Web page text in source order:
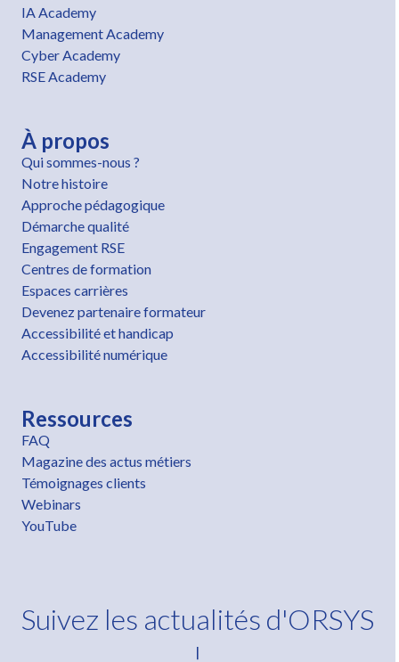
IA Academy
Management Academy
Cyber Academy
RSE Academy
À propos
Qui sommes-nous ?
Notre histoire
Approche pédagogique
Démarche qualité
Engagement RSE
Centres de formation
Espaces carrières
Devenez partenaire formateur
Accessibilité et handicap
Accessibilité numérique
Ressources
FAQ
Magazine des actus métiers
Témoignages clients
Webinars
YouTube
Suivez les actualités d'ORSYS